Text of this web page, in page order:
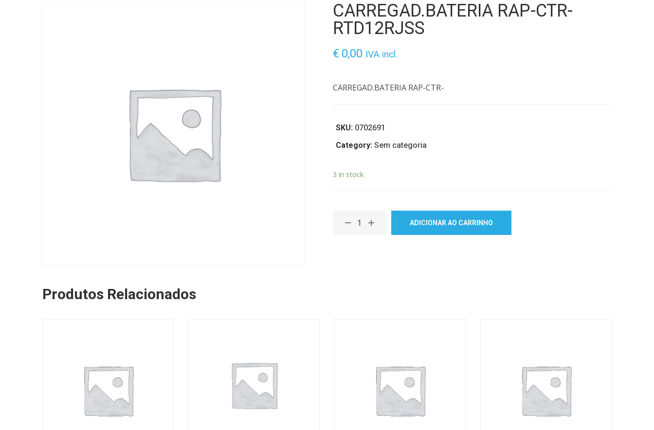
CARREGAD.BATERIA RAP-CTR-
RTD12RJSS
€ 0,00 IVA incl.
CARREGAD.BATERIA RAP-CTR-
SKU: 0702691
Category: Sem categoria
3 in stock
ADICIONAR AO CARRINHO
Produtos Relacionados